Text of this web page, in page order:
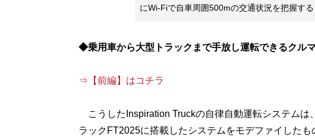
にWi-Fiで自車周囲500mの交通状況を把握する
◆乗用車から大型トラックまで手放し運転できるクル
⇒【前編】はコチラ
こうしたInspiration Truckの自律自動運転システムは
ラックFT2025に搭載したシステムをモデファイした